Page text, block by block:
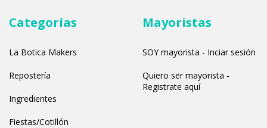
Categorías
La Botica Makers
Repostería
Ingredientes
Fiestas/Cotillón
Mayoristas
SOY mayorista - Inciar sesión
Quiero ser mayorista -
Registrate aquí